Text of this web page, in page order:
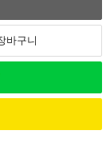
바구니